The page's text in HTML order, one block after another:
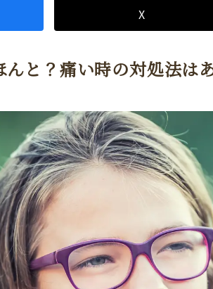
X
と？痛い時の対処法は